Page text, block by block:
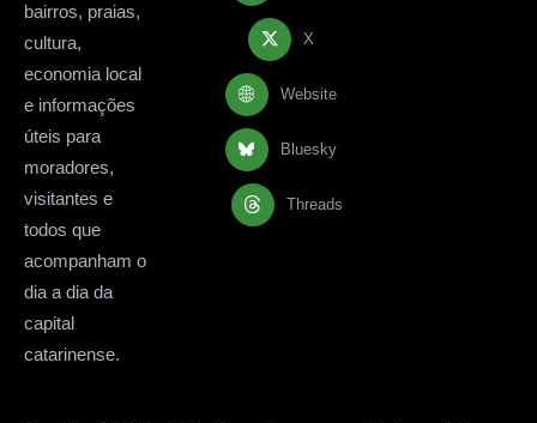
bairros, praias,
cultura,
economia local
e informações
úteis para
moradores,
visitantes e
todos que
acompanham o
dia a dia da
capital
catarinense.
X
Website
Bluesky
Threads